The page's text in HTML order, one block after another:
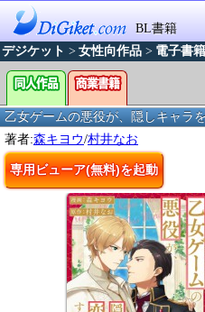
BL書籍
デジケット > 女性向作品 > 電子書籍
著者:森キヨウ/村井なお
専用ビューア(無料)を起動